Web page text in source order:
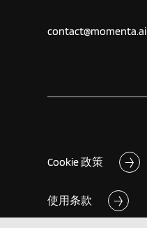
contact@momenta.ai
Cookie 政策
使用条款